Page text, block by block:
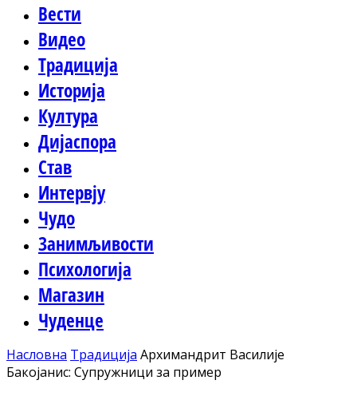
Вести
Видео
Традиција
Историја
Култура
Дијаспора
Став
Интервју
Чудо
Занимљивости
Психологија
Магазин
Чуденце
Насловна Традиција Архимандрит Василије
Бакојанис: Супружници за пример